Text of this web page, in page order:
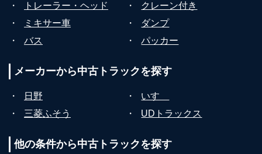
・
トレーラー・ヘッド ・
クレーン付き
・
ミキサー車 ・
ダンプ
・
バス ・ パッカー
メーカーから中古トラックを探す
・ 日野 ・
いすゞ
・
三菱ふそう ・ UDトラックス
他の条件から中古トラックを探す